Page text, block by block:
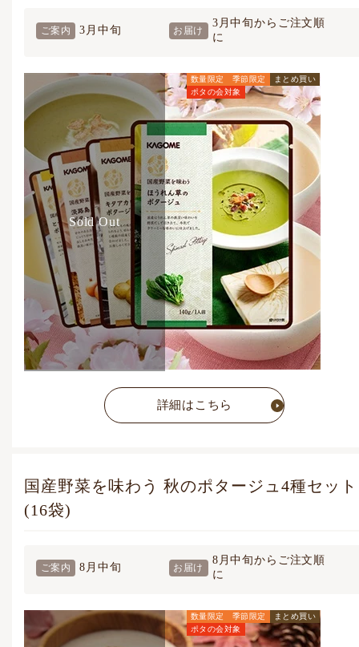
ご案内 3月中旬 お届け
3月中旬からご注文順
に
Sold Out
数量限定 季節限定
まとめ買い
ポタの会対象
ポタージュの会価格
4,536 円 (税込)
通常価格
5,292 円 (税込)
詳細はこちら
国産野菜を味わう 秋のポタージュ4種セット
(16袋)
ご案内 8月中旬 お届け
8月中旬からご注文順
に
数量限定 季節限定
まとめ買い
ポタの会対象